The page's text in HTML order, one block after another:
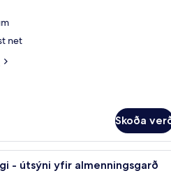
net
Skoða
Executive-herbergi - útsýni
- útsýni yfir almenningsgarð